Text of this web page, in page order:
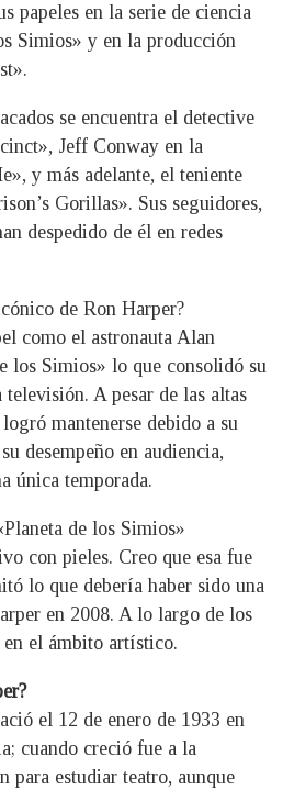
papeles en la serie de ciencia
Simios» y en la producción
se encuentra el detective
Jeff Conway en la
y más adelante, el teniente
Gorillas». Sus seguidores,
despedido de él en redes
de Ron Harper?
como el astronauta Alan
los Simios» lo que consolidó su
A pesar de las altas
mantenerse debido a su
desempeño en audiencia,
única temporada.
de los Simios»
con pieles. Creo que esa fue
lo que debería haber sido una
en 2008. A lo largo de los
el ámbito artístico.
el 12 de enero de 1933 en
cuando creció fue a la
para estudiar teatro, aunque